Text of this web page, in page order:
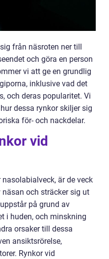
från näsroten ner till
och göra en person
vi att ge en grundlig
inklusive vad det
och deras popularitet. Vi
dessa rynkor skiljer sig
för- och nackdelar.
vid
är de veck
och sträcker sig ut
på grund av
i huden, och minskning
orsaker till dessa
ansiktsrörelse,
Rynkor vid